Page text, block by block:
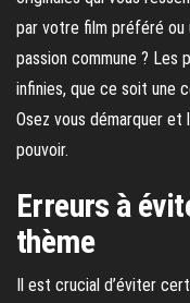
par votre film préféré ou
passion commune ? Les
infinies, que ce soit une
Osez vous démarquer
pouvoir.
Erreurs à
thème
Il est crucial d’éviter